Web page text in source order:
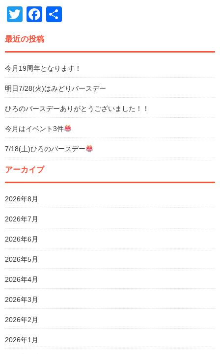
TwitterFacebook
最近の投稿
今月19周年となります！
明日7/28(火)はみどりバースデー
ひろのバースデーありがとうございました！！
今月はイベント3件
7/18(土)ひろのバースデー
アーカイブ
2026年8月
2026年7月
2026年6月
2026年5月
2026年4月
2026年3月
2026年2月
2026年1月